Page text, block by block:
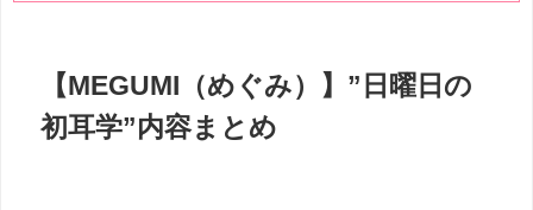
【MEGUMI（めぐみ）】”日曜日の
初耳学”内容まとめ